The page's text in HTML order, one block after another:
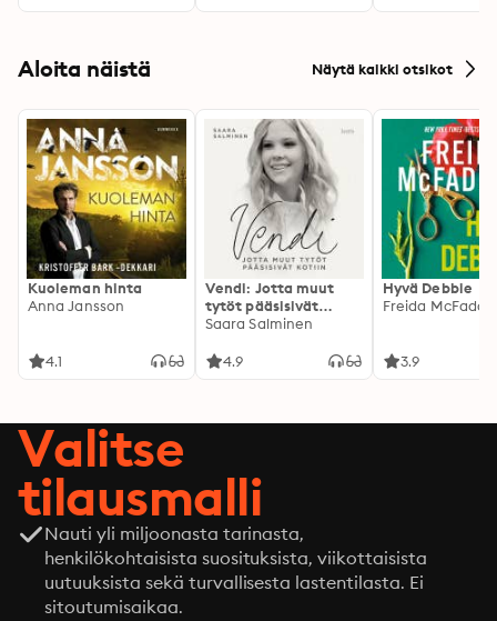
Aloita näistä Näytä kaikki otsikot
Kuoleman hinta
Anna Jansson
4.1
Vendi: Jotta muut
tytöt pääsisivät
kotiin
Saara Salminen
4.9
Hyvä Debbie
Freida
3.9
Valitse
tilausmalli
Nauti yli miljoonasta tarinasta,
henkilökohtaisista suosituksista, viikottaisista
uutuuksista sekä turvallisesta lastentilasta. Ei
sitoutumisaikaa.